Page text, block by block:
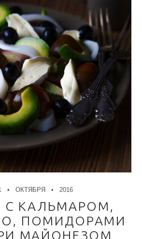
ОКТЯБРЯ 2016
С КАЛЬМАРОМ,
ПОМИДОРАМИ
МАЙОНЕЗОМ